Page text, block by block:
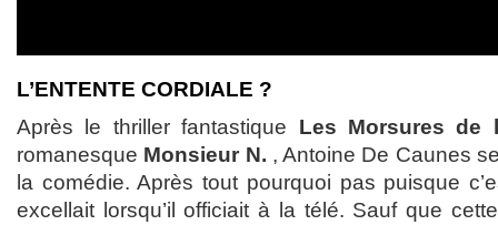
L’ENTENTE CORDIALE ?
Après le thriller fantastique Les Morsures de
romanesque Monsieur N. , Antoine De Caunes
la comédie. Après tout pourquoi pas puisque
excellait lorsqu’il officiait à la télé. Sauf que